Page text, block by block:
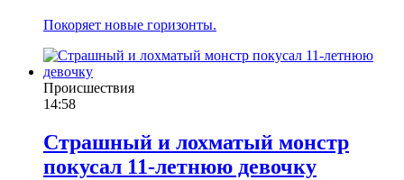
Покоряет новые горизонты.
Происшествия
14:58
Страшный и лохматый монстр
покусал 11-летнюю девочку